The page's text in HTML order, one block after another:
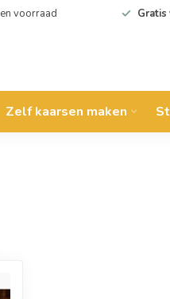
voorraad
Zelf kaarsen maken